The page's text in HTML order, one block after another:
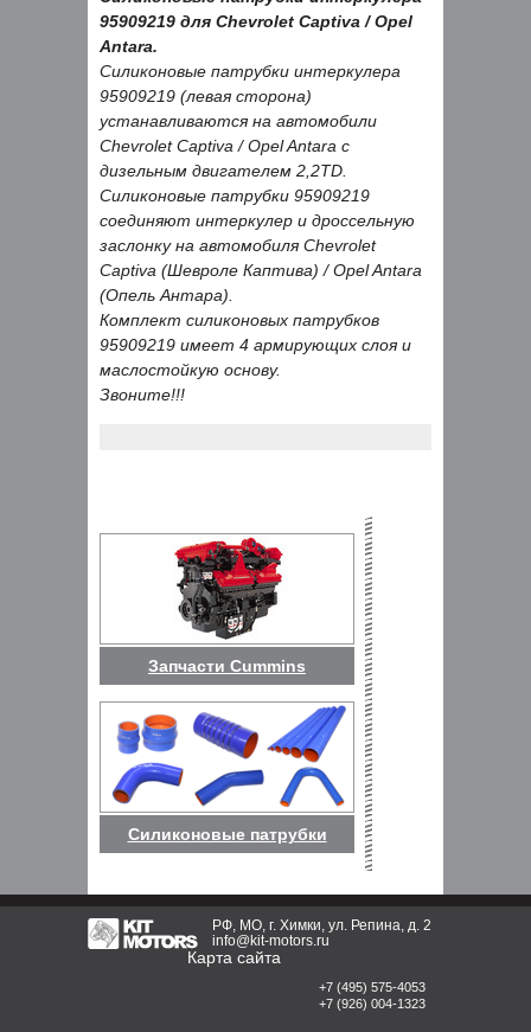
95909219 для Chevrolet Captiva / Opel
Antara.
Силиконовые патрубки интеркулера
95909219 (левая сторона)
устанавливаются на автомобили
Chevrolet Captiva / Opel Antara с
дизельным двигателем 2,2TD.
Силиконовые патрубки 95909219
соединяют интеркулер и дроссельную
заслонку на автомобиля Chevrolet
Captiva (Шевроле Каптива) / Opel Antara
(Опель Антара).
Комплект силиконовых патрубков
95909219 имеет 4 армирующих слоя и
маслостойкую основу.
Звоните!!!
Запчасти Cummins
Силиконовые патрубки
РФ, МО, г. Химки, ул. Репина, д. 2
info@kit-motors.ru
Карта сайта
+7 (495) 575-4053
+7 (926) 004-1323